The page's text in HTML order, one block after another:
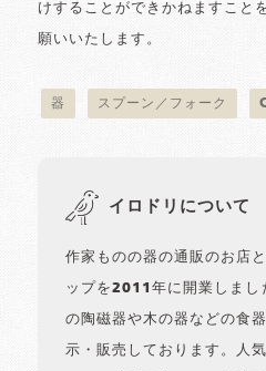
けすることができかねますこと
願いいたします。
器 スプーン／フォーク
イロドリについて
作家ものの器の通販のお店
ップを2011年に開業しまし
の陶磁器や木の器などの食
示・販売しております。人